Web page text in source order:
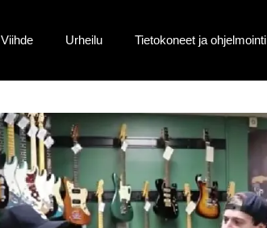
Viihde Urheilu Tietokoneet ja ohjelmointi